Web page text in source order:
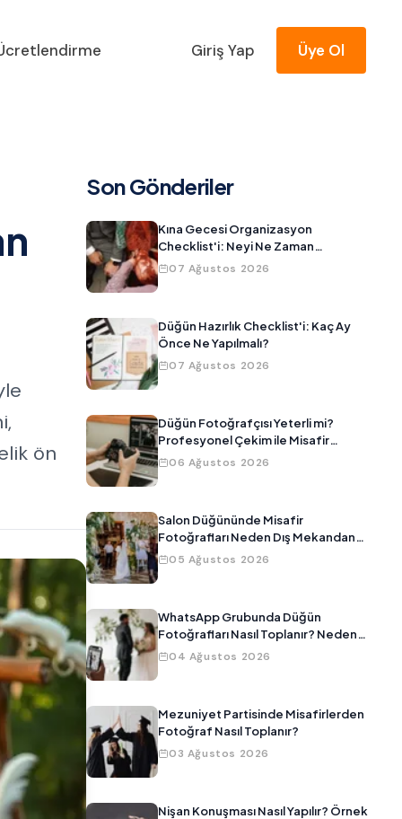
Giriş Yap Üye Ol
ön
Son Gönderiler
Kına Gecesi Organizasyon
Checklist'i: Neyi Ne Zaman
Hazırlamalısınız?
07 Ağustos 2026
Düğün Hazırlık Checklist'i: Kaç Ay
Önce Ne Yapılmalı?
07 Ağustos 2026
Düğün Fotoğrafçısı Yeterli mi?
Profesyonel Çekim ile Misafir
Fotoğraflarını Birleştirmenin Yolu
06 Ağustos 2026
Salon Düğününde Misafir
Fotoğrafları Neden Dış Mekandan
Daha Kötü Çıkar?
05 Ağustos 2026
WhatsApp Grubunda Düğün
Fotoğrafları Nasıl Toplanır? Neden
Çalışmıyor?
04 Ağustos 2026
Mezuniyet Partisinde Misafirlerden
Fotoğraf Nasıl Toplanır?
03 Ağustos 2026
Nişan Konuşması Nasıl Yapılır? Örnek